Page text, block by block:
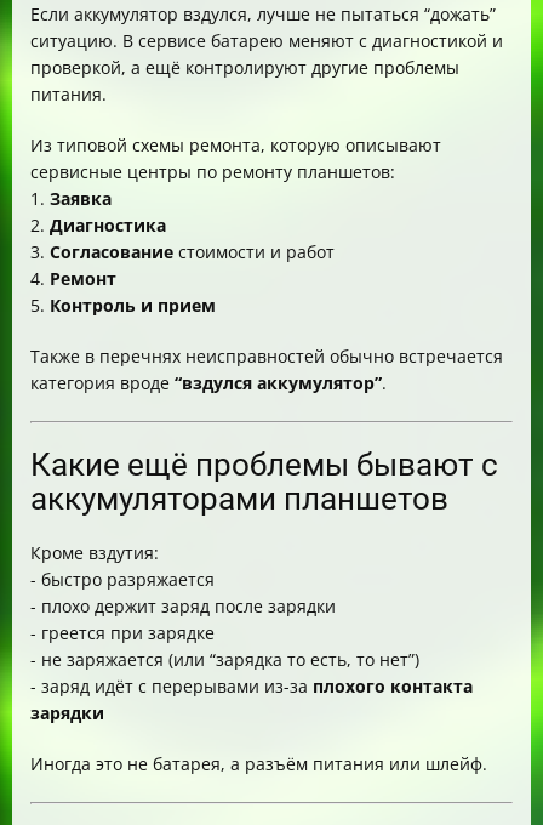
Если аккумулятор вздулся, лучше не пытаться “дожать”
ситуацию. В сервисе батарею меняют с диагностикой и
проверкой, а ещё контролируют другие проблемы
питания.
Из типовой схемы ремонта, которую описывают
сервисные центры по ремонту планшетов:
1. Заявка
2. Диагностика
3. Согласование стоимости и работ
4. Ремонт
5. Контроль и прием
Также в перечнях неисправностей обычно встречается
категория вроде “вздулся аккумулятор”.
Какие ещё проблемы бывают с
аккумуляторами планшетов
Кроме вздутия:
- быстро разряжается
- плохо держит заряд после зарядки
- греется при зарядке
- не заряжается (или “зарядка то есть, то нет”)
- заряд идёт с перерывами из-за плохого контакта
зарядки
Иногда это не батарея, а разъём питания или шлейф.